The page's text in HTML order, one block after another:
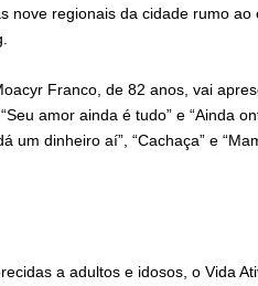
nove regionais da cidade rumo ao
Franco, de 82 anos, vai
amor ainda é tudo” e “Ainda
dinheiro aí”, “Cachaça” e
a adultos e idosos, o Vida